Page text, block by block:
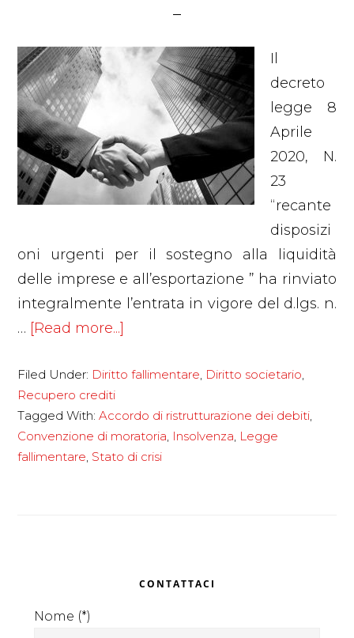
Il
decreto
legge 8
Aprile
2020, N.
23
“recante
disposizi
oni urgenti per il sostegno alla liquidità
delle imprese e all’esportazione ” ha rinviato
integralmente l’entrata in vigore del d.lgs. n.
… [Read more...]
di
dei
debiti
Filed Under: Diritto fallimentare, Diritto societario,
Recupero crediti
Tagged With:Accordo di ristrutturazione dei debiti,
Convenzione di moratoria, Insolvenza, Legge
fallimentare, Stato di crisi
Sidebar
CONTATTACI
Nome (*)